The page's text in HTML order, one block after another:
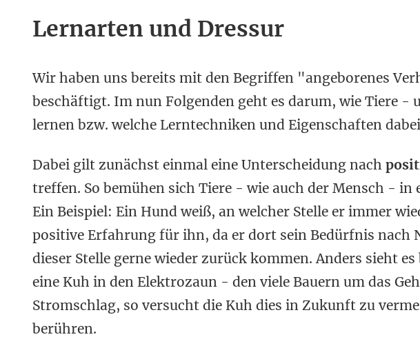
Lernarten und Dressur
Wir haben uns bereits mit den Begriffen "angeborenes
beschäftigt. Im nun Folgenden geht es darum, wie Tiere -
lernen bzw. welche Lerntechniken und Eigenschaften
Dabei gilt zunächst einmal eine Unterscheidung nach
treffen. So bemühen sich Tiere - wie auch der Mensch -
Ein Beispiel: Ein Hund weiß, an welcher Stelle er immer
positive Erfahrung für ihn, da er dort sein Bedürfnis nach
dieser Stelle gerne wieder zurück kommen. Anders sieht
eine Kuh in den Elektrozaun - den viele Bauern um das
Stromschlag, so versucht die Kuh dies in Zukunft zu
berühren.